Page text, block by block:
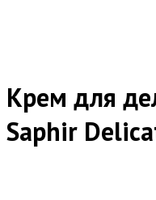
Крем для
Saphir